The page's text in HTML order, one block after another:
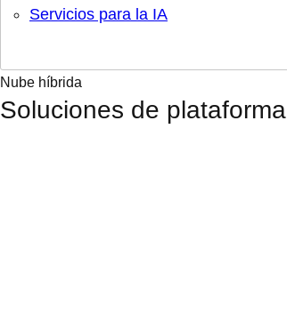
Servicios para la IA
Nube híbrida
Soluciones de plataforma